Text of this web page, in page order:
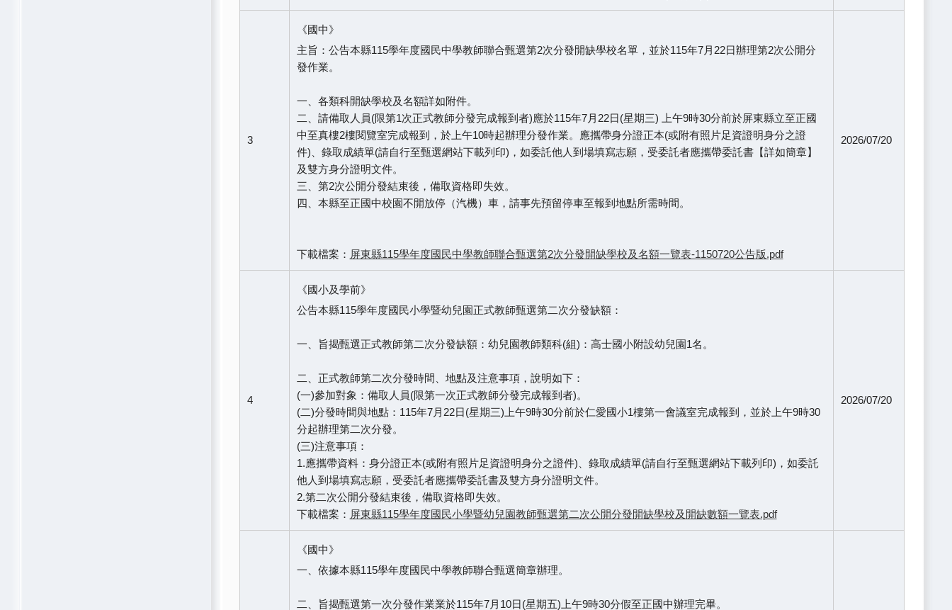
3
《國中》
主旨：公告本縣115學年度國民中學教師聯合甄選第2次分發開缺學校名單，並於115年7月22日辦理第2次公開分
發作業。
一、各類科開缺學校及名額詳如附件。
二、請備取人員(限第1次正式教師分發完成報到者)應於115年7月22日(星期三) 上午9時30分前於屏東縣立至正國
中至真樓2樓閱覽室完成報到，於上午10時起辦理分發作業。應攜帶身分證正本(或附有照片足資證明身分之證
件)、錄取成績單(請自行至甄選網站下載列印)，如委託他人到場填寫志願，受委託者應攜帶委託書【詳如簡章】
及雙方身分證明文件。
三、第2次公開分發結束後，備取資格即失效。
四、本縣至正國中校園不開放停（汽機）車，請事先預留停車至報到地點所需時間。
下載檔案： 屏東縣115學年度國民中學教師聯合甄選第2次分發開缺學校及名額一覽表-1150720公告版.pdf
2026/07/20
4
《國小及學前》
公告本縣115學年度國民小學暨幼兒園正式教師甄選第二次分發缺額：
一、旨揭甄選正式教師第二次分發缺額：幼兒園教師類科(組)：高士國小附設幼兒園1名。
二、正式教師第二次分發時間、地點及注意事項，說明如下：
(一)參加對象：備取人員(限第一次正式教師分發完成報到者)。
(二)分發時間與地點：115年7月22日(星期三)上午9時30分前於仁愛國小1樓第一會議室完成報到，並於上午9時30
分起辦理第二次分發。
(三)注意事項：
1.應攜帶資料：身分證正本(或附有照片足資證明身分之證件)、錄取成績單(請自行至甄選網站下載列印)，如委託
他人到場填寫志願，受委託者應攜帶委託書及雙方身分證明文件。
2.第二次公開分發結束後，備取資格即失效。
下載檔案： 屏東縣115學年度國民小學暨幼兒園教師甄選第二次公開分發開缺學校及開缺數額一覽表.pdf
2026/07/20
《國中》
一、依據本縣115學年度國民中學教師聯合甄選簡章辦理。
二、旨揭甄選第一次分發作業業於115年7月10日(星期五)上午9時30分假至正國中辦理完畢。